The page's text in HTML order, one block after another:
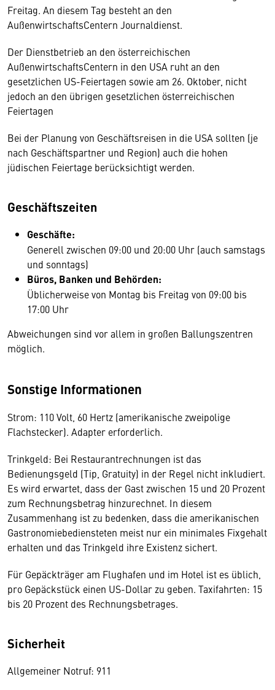
Freitag. An diesem Tag besteht an den
AußenwirtschaftsCentern Journaldienst.
Der Dienstbetrieb an den österreichischen
AußenwirtschaftsCentern in den USA ruht an den
gesetzlichen US-Feiertagen sowie am 26. Oktober, nicht
jedoch an den übrigen gesetzlichen österreichischen
Feiertagen
Bei der Planung von Geschäftsreisen in die USA sollten (je
nach Geschäftspartner und Region) auch die hohen
jüdischen Feiertage berücksichtigt werden.
Geschäftszeiten
Geschäfte:
Generell zwischen 09:00 und 20:00 Uhr (auch samstags
und sonntags)
Büros, Banken und Behörden:
Üblicherweise von Montag bis Freitag von 09:00 bis
17:00 Uhr
Abweichungen sind vor allem in großen Ballungszentren
möglich.
Sonstige Informationen
Strom: 110 Volt, 60 Hertz (amerikanische zweipolige
Flachstecker). Adapter erforderlich.
Trinkgeld: Bei Restaurantrechnungen ist das
Bedienungsgeld (Tip, Gratuity) in der Regel nicht inkludiert.
Es wird erwartet, dass der Gast zwischen 15 und 20 Prozent
zum Rechnungsbetrag hinzurechnet. In diesem
Zusammenhang ist zu bedenken, dass die amerikanischen
Gastronomiebediensteten meist nur ein minimales Fixgehalt
erhalten und das Trinkgeld ihre Existenz sichert.
Für Gepäckträger am Flughafen und im Hotel ist es üblich,
pro Gepäckstück einen US-Dollar zu geben. Taxifahrten: 15
bis 20 Prozent des Rechnungsbetrages.
Sicherheit
Allgemeiner Notruf: 911